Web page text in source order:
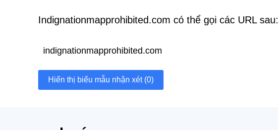
Indignationmapprohibited.com có thể gọi các URL sau:
indignationmapprohibited.com
Hiển thị biểu mẫu nhận xét (0)